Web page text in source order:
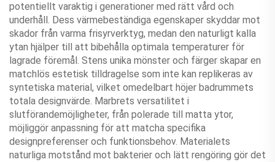
potentiellt varaktig i generationer med rätt vård och
underhåll. Dess värmebeständiga egenskaper skyddar mot
skador från varma frisyrverktyg, medan den naturligt kalla
ytan hjälper till att bibehålla optimala temperaturer för
lagrade föremål. Stens unika mönster och färger skapar en
matchlös estetisk tilldragelse som inte kan replikeras av
syntetiska material, vilket omedelbart höjer badrummets
totala designvärde. Marbrets versatilitet i
slutförandemöjligheter, från polerade till matta ytor,
möjliggör anpassning för att matcha specifika
designpreferenser och funktionsbehov. Materialets
naturliga motstånd mot bakterier och lätt rengöring gör det